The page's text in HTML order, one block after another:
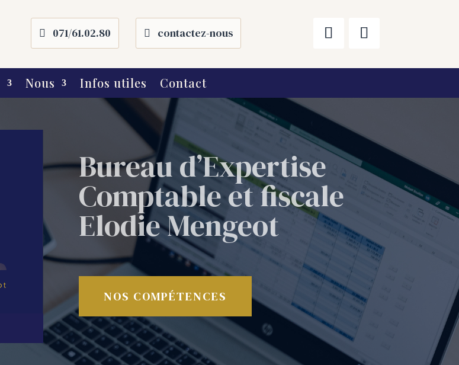
071/61.02.80 contactez-nous
Nous Infos utiles Contact
Bureau d’Expertise
Comptable et fiscale
Elodie Mengeot
NOS COMPÉTENCES